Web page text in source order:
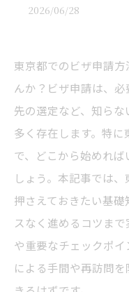
2026/06/28
東京都でのビザ申請
んか？ビザ申請は、
先の選定など、知ら
多く存在します。特
で、どこから始めれ
しょう。本記事では
押さえておきたい基
スなく進めるコツま
や重要なチェックポ
による手間や再訪問